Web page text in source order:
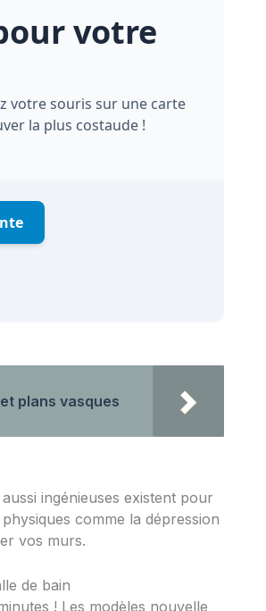
votre
votre souris sur une carte
la plus costaude !
plans vasques
ingénieuses existent pour
comme la dépression
vos murs.
de bain
! Les modèles nouvelle